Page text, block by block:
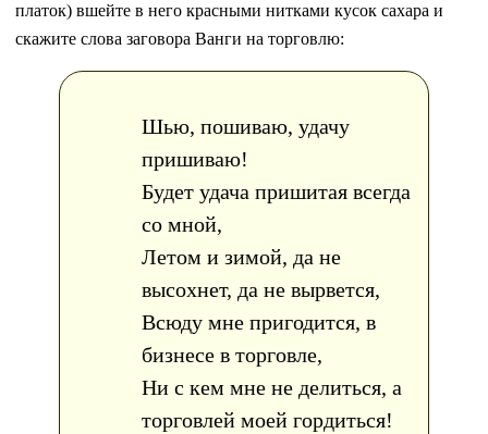
платок) вшейте в него красными нитками кусок сахара и
скажите слова заговора Ванги на торговлю:
Шью, пошиваю, удачу
пришиваю!
Будет удача пришитая всегда
со мной,
Летом и зимой, да не
высохнет, да не вырвется,
Всюду мне пригодится, в
бизнесе в торговле,
Ни с кем мне не делиться, а
торговлей моей гордиться!